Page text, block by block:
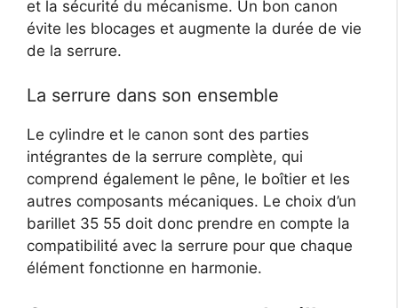
et la sécurité du mécanisme. Un bon canon
évite les blocages et augmente la durée de vie
de la serrure.
La serrure dans son ensemble
Le cylindre et le canon sont des parties
intégrantes de la serrure complète, qui
comprend également le pêne, le boîtier et les
autres composants mécaniques. Le choix d’un
barillet 35 55 doit donc prendre en compte la
compatibilité avec la serrure pour que chaque
élément fonctionne en harmonie.